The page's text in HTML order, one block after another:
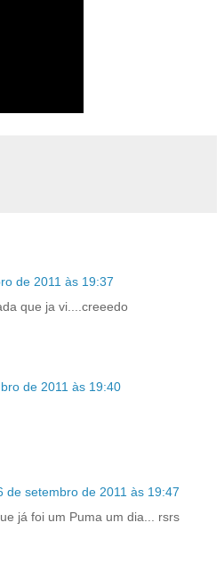
de 2011 às 19:37
que ja vi....creeedo
de 2011 às 19:40
de setembro de 2011 às 19:47
já foi um Puma um dia... rsrs